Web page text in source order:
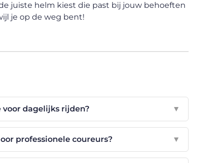
juiste helm kiest die past bij jouw behoeften
je op de weg bent!
dagelijks rijden? ▼
professionele coureurs? ▼